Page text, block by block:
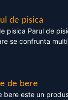
de pisica
pisica Parul de
se confrunta
de bere
bere este un